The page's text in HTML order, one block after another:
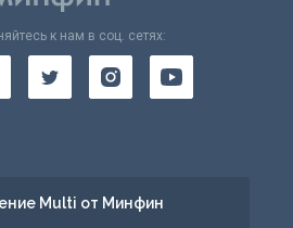
к нам в соц. сетях:
Multi от Минфин